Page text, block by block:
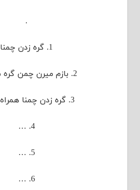
.
1. گره زدن چمنا
2. بازم میرن چمن گره می زنن
3. گره زدن چمنا همراه با دعا
4. …
5. …
6. …